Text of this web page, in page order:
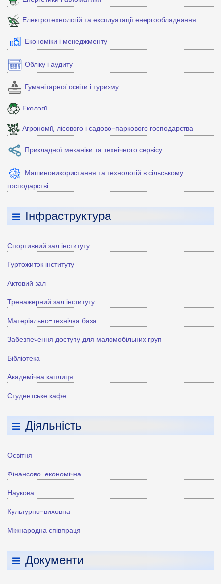
Електротехнологій та експлуатації енергообладнання
Економіки і менеджменту
Обліку і аудиту
Гуманітарної освіти і туризму
Екології
Агрономії, лісового і садово-паркового господарства
Прикладної механіки та технічного сервісу
Машиновикористання та технологій в сільському
господарстві
Інфраструктура
Спортивний зал інституту
Гуртожиток інституту
Актовий зал
Тренажерний зал інституту
Матеріально-технічна база
Забезпечення доступу для маломобільних груп
Бібліотека
Академічна каплиця
Студентське кафе
Діяльність
Освітня
Фінансово-економічна
Наукова
Культурно-виховна
Міжнародна співпраця
Документи